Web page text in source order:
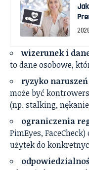
wizerunek i
to dane osobowe,
ryzyko naruszeń
może być
(np. stalking,
ograniczenia
PimEyes,
użytek do